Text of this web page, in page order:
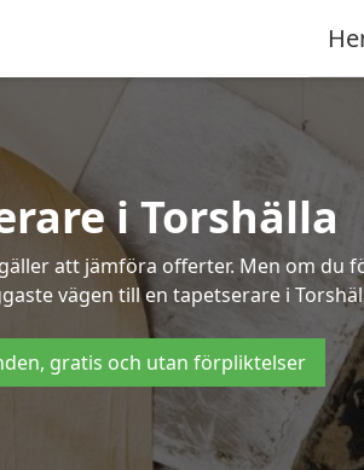
i Torshälla
att jämföra offerter. Men om
vägen till en tapetserare i
gratis och utan förpliktelser